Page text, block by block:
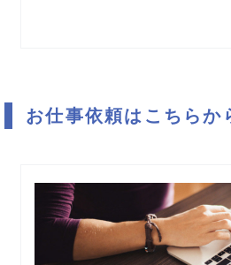
お仕事依頼はこちらか